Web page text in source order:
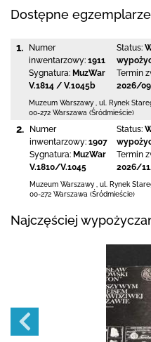
Dostępne egzemplarze
1.
Numer
inwentarzowy: 1911
Sygnatura: MuzWar
V.1814 / V.1045b
Status:
Termin
2026/
Muzeum Warszawy ul. Rynek
00-272 Warszawa (Śródmieście)
2.
Numer
inwentarzowy: 1907
Sygnatura: MuzWar
V.1810/V.1045
Status:
Termin
2026/
Muzeum Warszawy, ul. Rynek
00-272 Warszawa (Śródmieście)
Najczęściej